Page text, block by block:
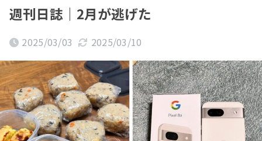
週刊日誌｜2月が逃げた
2025/03/03 2025/03/10